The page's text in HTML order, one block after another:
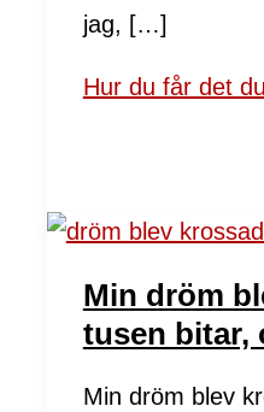
jag, […]
Hur du får det
Min dröm
tusen bitar,
Min dröm blev